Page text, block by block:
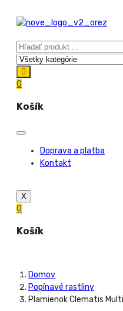
0
Košík
Doprava a platba
Kontakt
X
0
Košík
Domov
Popínavé rastliny
Plamienok Clematis